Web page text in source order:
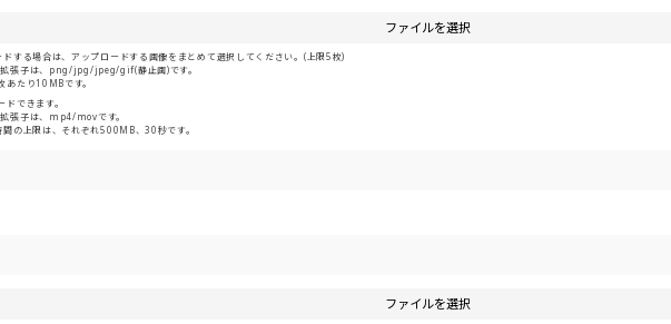
ファイルを選択
する場合は、アップロードする画像をまとめて選択してください。(上限5枚)
拡張子は、png/jpg/jpeg/gif(静止画)です。
あたり10MBです。
できます。
張子は、mp4/movです。
の上限は、それぞれ500MB、30秒です。
ファイルを選択